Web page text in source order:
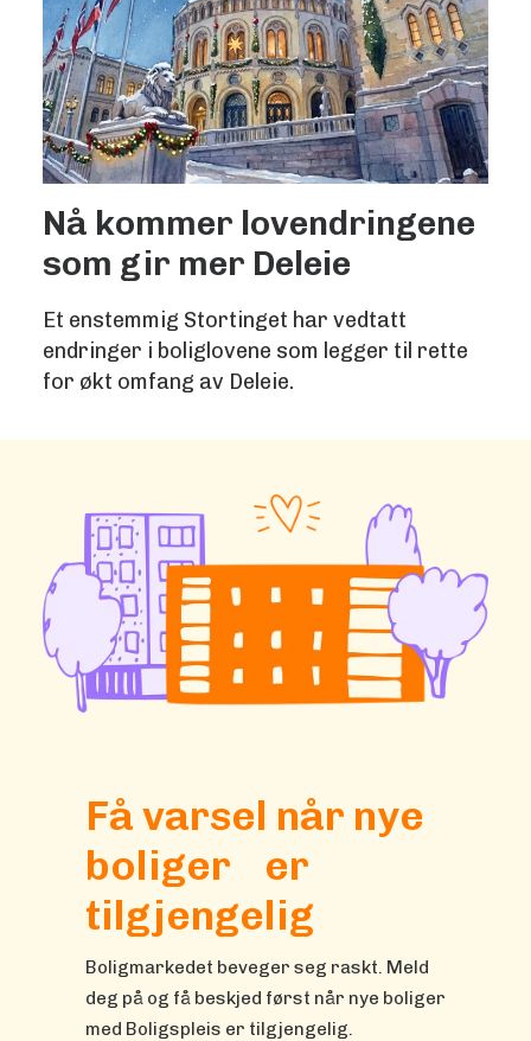
Nå kommer lovendringene
som gir mer Deleie
Et enstemmig Stortinget har vedtatt
endringer i boliglovene som legger til rette
for økt omfang av Deleie.
Få varsel når nye
boliger er
tilgjengelig
Boligmarkedet beveger seg raskt. Meld
deg på og få beskjed først når nye boliger
med Boligspleis er tilgjengelig.